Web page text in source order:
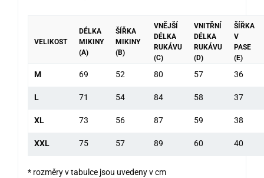
VELIKOST
DÉLKA
MIKINY
(A)
ŠÍŘKA
MIKINY
(B)
VNĚJŠÍ
DÉLKA
RUKÁVU
(C)
VNITŘNÍ
DÉLKA
RUKÁVU
(D)
ŠÍŘKA
V
PASE
(E)
M 69 52 80 57 36
L 71 54 84 58 37
XL 73 56 87 59 38
XXL 75 57 89 60 40
* rozměry v tabulce jsou uvedeny v cm